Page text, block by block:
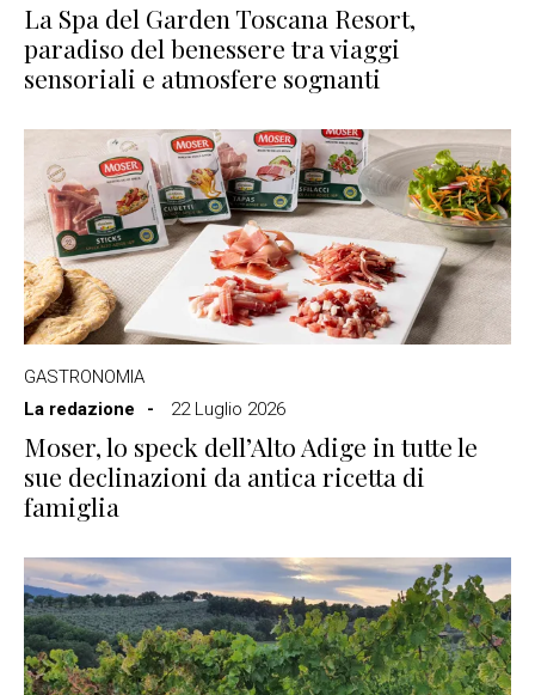
La Spa del Garden Toscana Resort,
paradiso del benessere tra viaggi
sensoriali e atmosfere sognanti
GASTRONOMIA
La redazione
22 Luglio 2026
Moser, lo speck dell’Alto Adige in tutte le
sue declinazioni da antica ricetta di
famiglia